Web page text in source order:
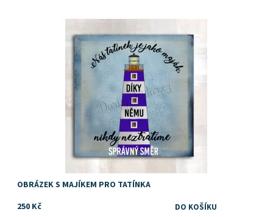
Skladem
DejDar
OBRÁZEK S MAJÍKEM PRO TATÍNKA
250 Kč